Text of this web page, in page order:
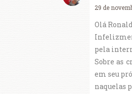
29 de
Olá
pela
Sobre as
em seu
naquelas